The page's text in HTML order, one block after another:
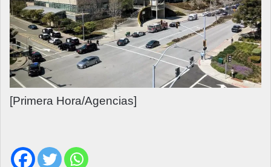
[Primera Hora/Agencias]